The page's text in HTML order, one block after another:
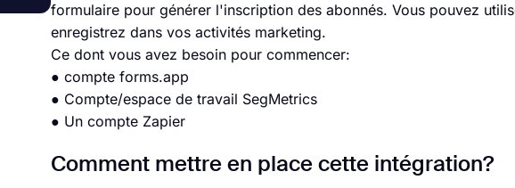
formulaire pour générer l'inscription des abonnés. Vous pouvez
enregistrez dans vos activités marketing.
Ce dont vous avez besoin pour commencer:
● compte forms.app
● Compte/espace de travail SegMetrics
● Un compte Zapier
Comment mettre en place cette intégration?